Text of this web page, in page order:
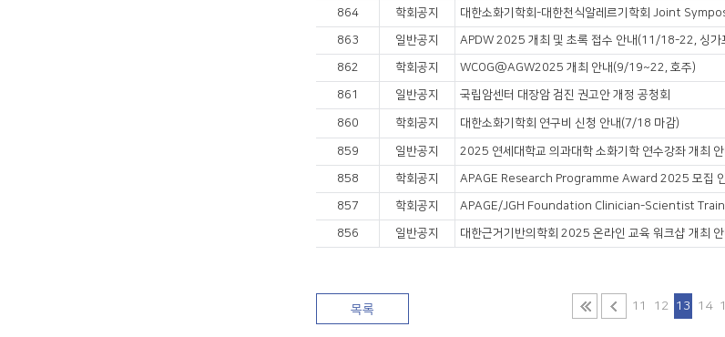
864 학회공지 대한소화기학회-대한천식알레르기학회 Joint
863 일반공지 APDW 2025 개최 및 초록 접수 안내(11/18-22, 싱가
862 학회공지 WCOG@AGW2025 개최 안내(9/19~22, 호주)
861 일반공지 국립암센터 대장암 검진 권고안 개정 공청회
860 학회공지 대한소화기학회 연구비 신청 안내(7/18 마감)
859 일반공지 2025 연세대학교 의과대학 소화기학 연수강좌 개최
858 학회공지 APAGE Research Programme Award 2025 모집
857 학회공지
856 일반공지 대한근거기반의학회 2025 온라인 교육 워크샵 개최
목록 11 12 13 14